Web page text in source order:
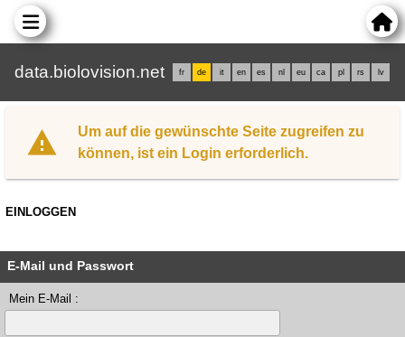
data.biolovision.net fr de it en es nl eu ca pl rs lv
Um auf die gewünschte Seite zugreifen zu
können, ist ein Login erforderlich.
EINLOGGEN
E-Mail und Passwort
Mein E-Mail :